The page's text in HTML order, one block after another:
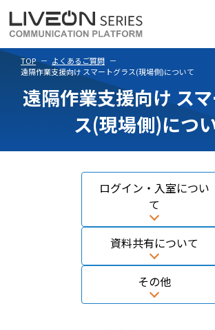
TOP
よくあるご質問
遠隔作業支援向け スマートグラス(現場側)について
遠隔作業支援向け ス
ス(現場側)につ
ログイン・入室につい
て
資料共有について
その他